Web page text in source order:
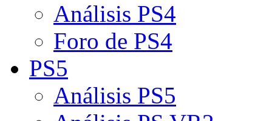
Análisis PS4
Foro de PS4
PS5
Análisis PS5